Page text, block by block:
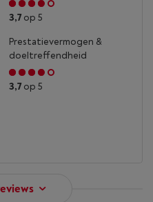
3,7op 5
Prestatievermogen &
doeltreffendheid
3,7op 5